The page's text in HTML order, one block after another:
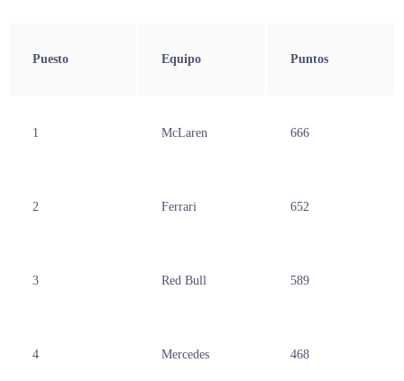
Puesto Equipo Puntos
1 McLaren 666
2 Ferrari 652
3 Red Bull 589
4 Mercedes 468